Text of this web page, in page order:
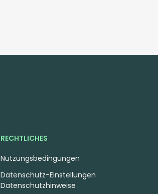
RECHTLICHES
Nutzungsbedingungen
Datenschutzhinweise
Datenschutz-Einstellungen